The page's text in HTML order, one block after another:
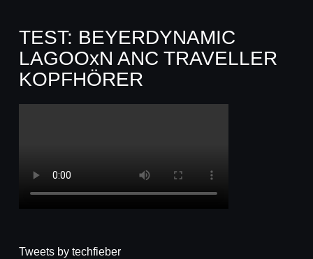
TEST: BEYERDYNAMIC
LAGOOxN ANC TRAVELLER
KOPFHÖRER
Tweets by techfieber